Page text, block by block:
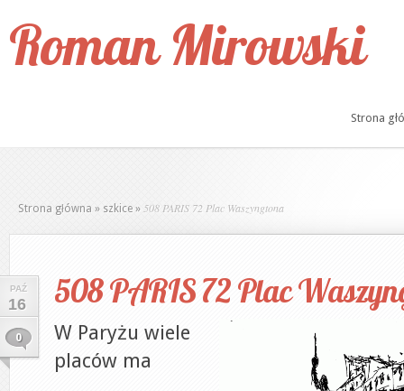
Roman Mirowski
Strona
Strona główna » szkice » 508 PARIS 72 Plac Waszyngtona
PAŹ
16
0
508 PARIS 72 Plac
W Paryżu wiele
placów ma